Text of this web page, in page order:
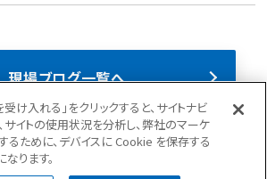
現場ブログ一覧へ
現場ブログ(284)
け入れる」をクリックすると、サイトナビ
サイトの使用状況を分析し、弊社のマーケ
るために、デバイスに Cookie を保存する
ります。